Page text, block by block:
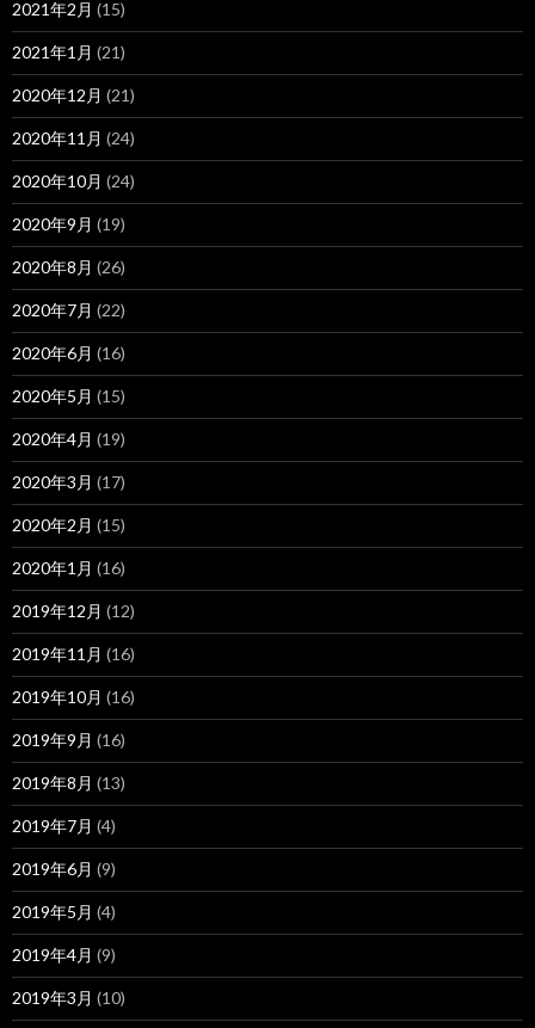
2021年2月 (15)
2021年1月 (21)
2020年12月 (21)
2020年11月 (24)
2020年10月 (24)
2020年9月 (19)
2020年8月 (26)
2020年7月 (22)
2020年6月 (16)
2020年5月 (15)
2020年4月 (19)
2020年3月 (17)
2020年2月 (15)
2020年1月 (16)
2019年12月 (12)
2019年11月 (16)
2019年10月 (16)
2019年9月 (16)
2019年8月 (13)
2019年7月 (4)
2019年6月 (9)
2019年5月 (4)
2019年4月 (9)
2019年3月 (10)